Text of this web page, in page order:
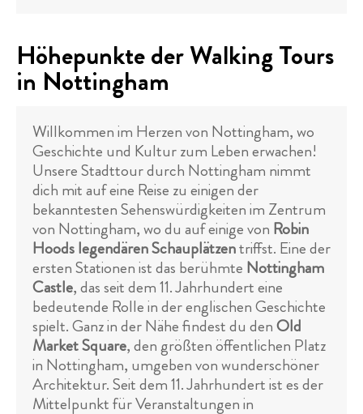
Höhepunkte der Walking Tours
in Nottingham
Willkommen im Herzen von Nottingham, wo
Geschichte und Kultur zum Leben erwachen!
Unsere Stadttour durch Nottingham nimmt
dich mit auf eine Reise zu einigen der
bekanntesten Sehenswürdigkeiten im Zentrum
von Nottingham, wo du auf einige von Robin
Hoods legendären Schauplätzentriffst. Eine der
ersten Stationen ist das berühmte Nottingham
Castle, das seit dem 11. Jahrhundert eine
bedeutende Rolle in der englischen Geschichte
spielt. Ganz in der Nähe findest du denOld
Market Square, den größten öffentlichen Platz
in Nottingham, umgeben von wunderschöner
Architektur. Seit dem 11. Jahrhundert ist es der
Mittelpunkt für Veranstaltungen in